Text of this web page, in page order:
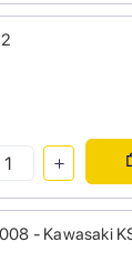
- Kawasaki